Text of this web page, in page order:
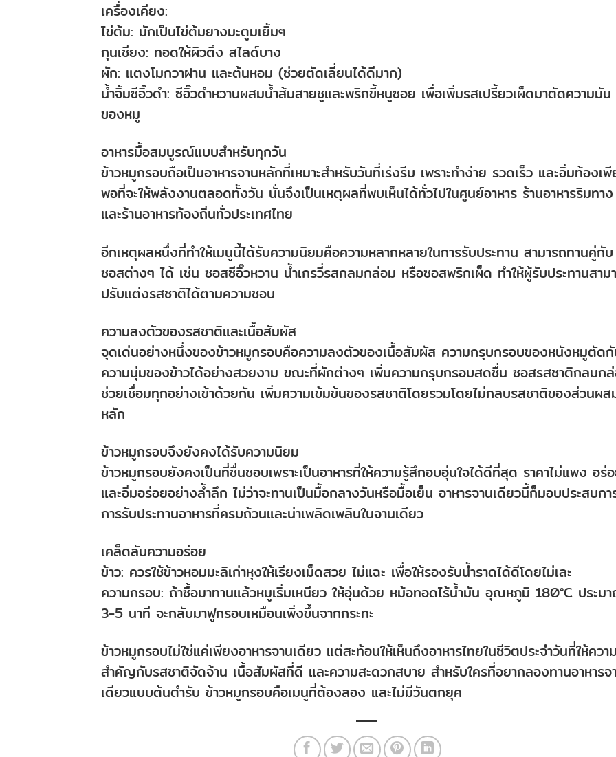
เครื่องเคียง:
ไข่ต้ม: มักเป็นไข่ต้มยางมะตูมเยิ้มๆ
กุนเชียง: ทอดให้ผิวตึง สไลด์บาง
ผัก: แตงโมกวาฝาน และต้นหอม (ช่วยตัดเลี่ยนได้ดีมาก)
น้ำจิ้มซีอิ๊วดำ: ซีอิ๊วดำหวานผสมน้ำส้มสายชูและพริกขี้หนูซอย เพื่อเพิ่มรสเปรี้ยวเผ็ดมาตัดความมัน
ของหมู
อาหารมื้อสมบูรณ์แบบสำหรับทุกวัน
ข้าวหมูกรอบถือเป็นอาหารจานหลักที่เหมาะสำหรับวันที่เร่งรีบ เพราะทำง่าย รวดเร็ว และอิ่มท้องเ
พอที่จะให้พลังงานตลอดทั้งวัน นั่นจึงเป็นเหตุผลที่พบเห็นได้ทั่วไปในศูนย์อาหาร ร้านอาหารริมทาง
และร้านอาหารท้องถิ่นทั่วประเทศไทย
อีกเหตุผลหนึ่งที่ทำให้เมนูนี้ได้รับความนิยมคือความหลากหลายในการรับประทาน สามารถทานคู่กับ
ซอสต่างๆ ได้ เช่น ซอสซีอิ๊วหวาน น้ำเกรวี่รสกลมกล่อม หรือซอสพริกเผ็ด ทำให้ผู้รับประทานสาม
ปรับแต่งรสชาติได้ตามความชอบ
ความลงตัวของรสชาติและเนื้อสัมผัส
จุดเด่นอย่างหนึ่งของข้าวหมูกรอบคือความลงตัวของเนื้อสัมผัส ความกรุบกรอบของหนังหมูตัด
ความนุ่มของข้าวได้อย่างสวยงาม ขณะที่ผักต่างๆ เพิ่มความกรุบกรอบสดชื่น ซอสรสชาติกลมก
ช่วยเชื่อมทุกอย่างเข้าด้วยกัน เพิ่มความเข้มข้นของรสชาติโดยรวมโดยไม่กลบรสชาติของส่วนผส
หลัก
ข้าวหมูกรอบจึงยังคงได้รับความนิยม
ข้าวหมูกรอบยังคงเป็นที่ชื่นชอบเพราะเป็นอาหารที่ให้ความรู้สึกอบอุ่นใจได้ดีที่สุด ราคาไม่แพง อร่
และอิ่มอร่อยอย่างล้ำลึก ไม่ว่าจะทานเป็นมื้อกลางวันหรือมื้อเย็น อาหารจานเดียวนี้ก็มอบประสบก
การรับประทานอาหารที่ครบถ้วนและน่าเพลิดเพลินในจานเดียว
เคล็ดลับความอร่อย
ข้าว: ควรใช้ข้าวหอมมะลิเก่าหุงให้เรียงเม็ดสวย ไม่แฉะ เพื่อให้รองรับน้ำราดได้ดีโดยไม่เละ
ความกรอบ: ถ้าซื้อมาทานแล้วหมูเริ่มเหนียว ให้อุ่นด้วย หม้อทอดไร้น้ำมัน อุณหภูมิ 180°C ประม
3-5 นาที จะกลับมาฟูกรอบเหมือนเพิ่งขึ้นจากกระทะ
ข้าวหมูกรอบไม่ใช่แค่เพียงอาหารจานเดียว แต่สะท้อนให้เห็นถึงอาหารไทยในชีวิตประจำวันที่ให้ความ
สำคัญกับรสชาติจัดจ้าน เนื้อสัมผัสที่ดี และความสะดวกสบาย สำหรับใครที่อยากลองทานอาหารจ
เดียวแบบต้นตำรับ ข้าวหมูกรอบคือเมนูที่ต้องลอง และไม่มีวันตกยุค